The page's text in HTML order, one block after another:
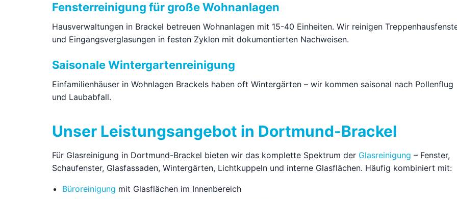
Fensterreinigung für große Wohnanlagen
Hausverwaltungen in Brackel betreuen Wohnanlagen mit 15-40 Einheiten. Wir reinigen
und Eingangsverglasungen in festen Zyklen mit dokumentierten Nachweisen.
Saisonale Wintergartenreinigung
Einfamilienhäuser in Wohnlagen Brackels haben oft Wintergärten – wir kommen saisonal nach Pollenflug
und Laubabfall.
Unser Leistungsangebot in Dortmund-Brackel
Für Glasreinigung in Dortmund-Brackel bieten wir das komplette Spektrum der Glasreinigung – Fenster,
Schaufenster, Glasfassaden, Wintergärten, Lichtkuppeln und interne Glasflächen. Häufig kombiniert mit:
Büroreinigung mit Glasflächen im Innenbereich